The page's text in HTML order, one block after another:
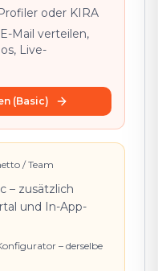
oder KIRA
Mail verteilen,
Live-
(Basic)
/ Team
– zusätzlich
und In-App-
– derselbe